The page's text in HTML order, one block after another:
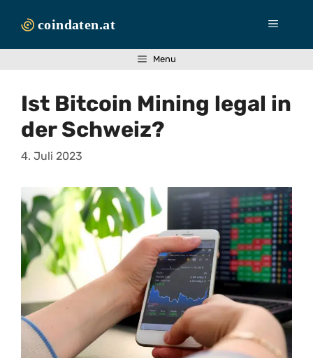
Inhalt
Menü
Menu
Ist Bitcoin Mining legal in
der Schweiz?
4. Juli 2023